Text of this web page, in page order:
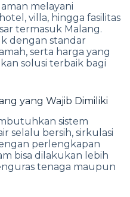
melayani
villa, hingga fasilitas
termasuk Malang.
dengan standar
serta harga yang
solusi terbaik bagi
yang Wajib Dimiliki
sistem
selalu bersih, sirkulasi
perlengkapan
bisa dilakukan lebih
tenaga maupun